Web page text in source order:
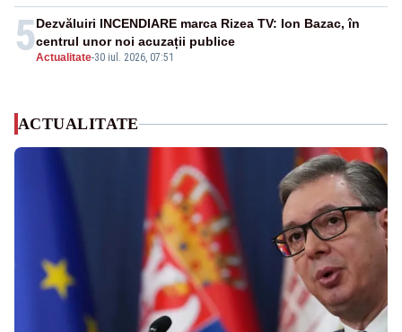
5Actualitate-30 iul. 2026, 07:51
Dezvăluiri INCENDIARE marca Rizea TV: Ion Bazac, în
centrul unor noi acuzații publice
ACTUALITATE